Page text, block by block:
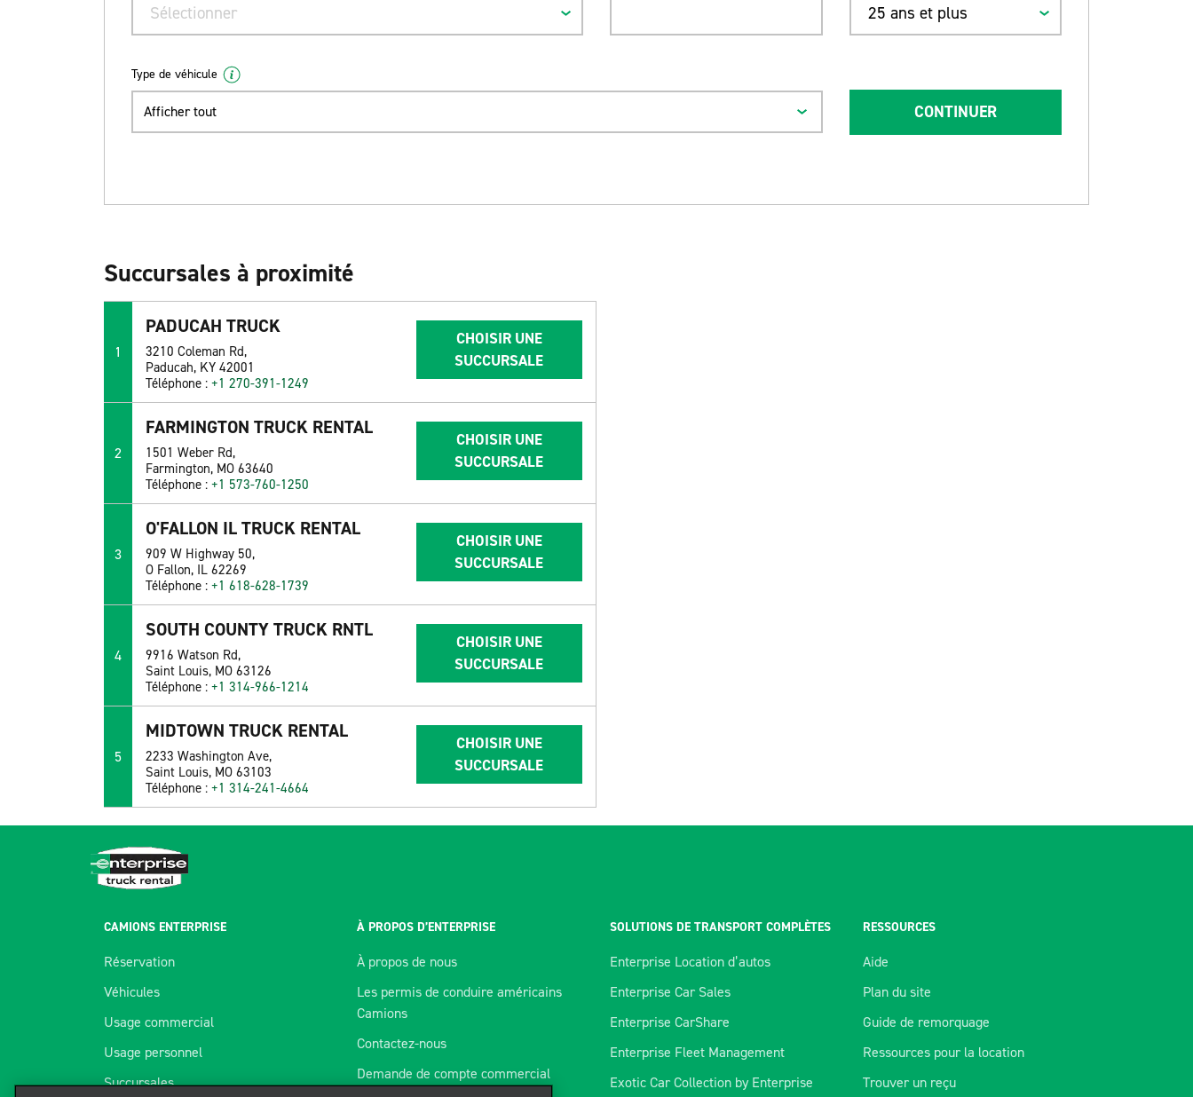
Sélectionner 25 ans et plus
Type de véhicule
Afficher tout CONTINUER
Succursales à proximité
1
PADUCAH TRUCK
3210 Coleman Rd,
Paducah, KY 42001
Téléphone :+1 270-391-1249
CHOISIR UNE
SUCCURSALE
2
FARMINGTON TRUCK RENTAL
1501 Weber Rd,
Farmington, MO 63640
Téléphone :+1 573-760-1250
CHOISIR UNE
SUCCURSALE
3
O'FALLON IL TRUCK RENTAL
909 W Highway 50,
O Fallon, IL 62269
Téléphone :+1 618-628-1739
CHOISIR UNE
SUCCURSALE
4
SOUTH COUNTY TRUCK RNTL
9916 Watson Rd,
Saint Louis, MO 63126
Téléphone :+1 314-966-1214
CHOISIR UNE
SUCCURSALE
5
MIDTOWN TRUCK RENTAL
2233 Washington Ave,
Saint Louis, MO 63103
Téléphone :+1 314-241-4664
CHOISIR UNE
SUCCURSALE
CAMIONS ENTERPRISE
Réservation
Véhicules
Usage commercial
Usage personnel
Succursales
À PROPOS D’ENTERPRISE
À propos de nous
Les permis de conduire américains
Camions
Contactez-nous
Demande de compte commercial
SOLUTIONS DE TRANSPORT COMPLÈTES
Enterprise Location d’autos
Enterprise Car Sales
Enterprise CarShare
Enterprise Fleet Management
Exotic Car Collection by Enterprise
RESSOURCES
Aide
Plan du site
Guide de remorquage
Ressources pour la location
Trouver un reçu
Nous utilisons des témoins pour améliorer